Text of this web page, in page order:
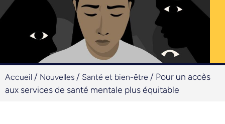
Accueil / Nouvelles / Santé et bien-être / Pour un accès
aux services de santé mentale plus équitable